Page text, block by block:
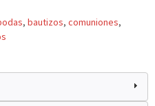
bautizos comuniones